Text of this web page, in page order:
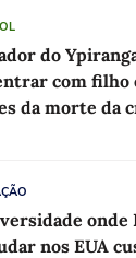
do
com filho
da morte da
onde
nos EUA